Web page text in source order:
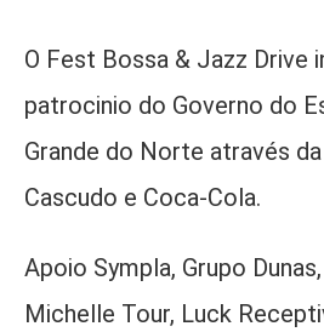
O Fest Bossa & Jazz Drive
patrocinio do Governo do
Grande do Norte através
Cascudo e Coca-Cola.
Apoio Sympla, Grupo
Michelle Tour, Luck